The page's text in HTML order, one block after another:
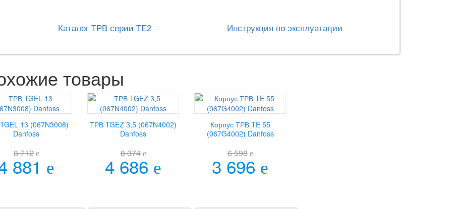
Каталог ТРВ серии ТЕ2 Инструкция по эксплуатации
товары
13 (067N3008)
Danfoss
8 712 e
881 e
ТРВ TGEZ 3,5 (067N4002)
Danfoss
8 374 e
4 686 e
Корпус ТРВ TE 55
(067G4002) Danfoss
6 598 e
3 696 e